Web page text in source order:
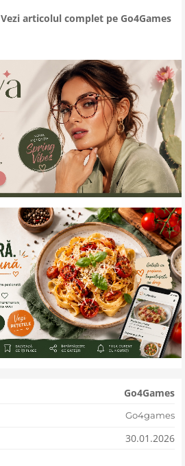
Vezi articolul complet pe Go4Games
Go4Games
Go4games
30.01.2026